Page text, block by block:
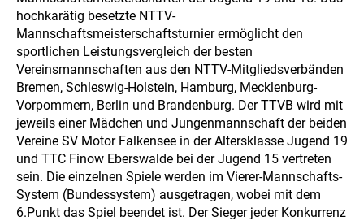
hochkarätig besetzte NTTV-
Mannschaftsmeisterschaftsturnier ermöglicht den
sportlichen Leistungsvergleich der besten
Vereinsmannschaften aus den NTTV-Mitgliedsverbänden
Bremen, Schleswig-Holstein, Hamburg, Mecklenburg-
Vorpommern, Berlin und Brandenburg. Der TTVB wird mit
jeweils einer Mädchen und Jungenmannschaft der beiden
Vereine SV Motor Falkensee in der Altersklasse Jugend 19
und TTC Finow Eberswalde bei der Jugend 15 vertreten
sein. Die einzelnen Spiele werden im Vierer-Mannschafts-
System (Bundessystem) ausgetragen, wobei mit dem
6.Punkt das Spiel beendet ist. Der Sieger jeder Konkurrenz